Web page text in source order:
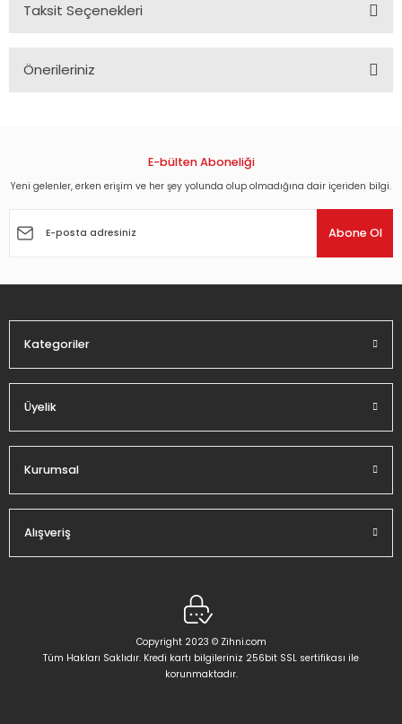
Taksit Seçenekleri
Önerileriniz
Görüş ve önerileriniz için teşekkür ederiz.
Ürün açıklamasında eksik bilgiler bulunuyor.
E-bülten Aboneliği
Yeni gelenler, erken erişim ve her şey yolunda olup olmadığına dair içeriden bilgi.
Abone Ol
Kategoriler
Üyelik
Kurumsal
Alışveriş
Copyright 2023 © Zihni.com
Tüm Hakları Saklıdır. Kredi kartı bilgileriniz 256bit SSL sertifikası ile
korunmaktadır.